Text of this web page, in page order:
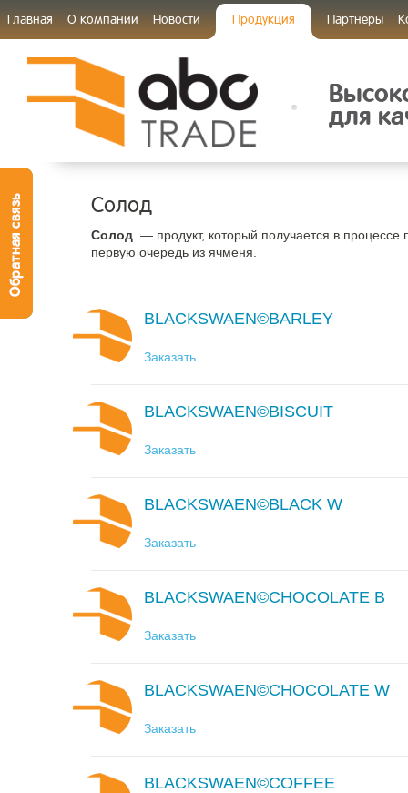
Главная О компании Новости Продукция Партнеры
для
Солод
Солод — продукт, который получается в
первую очередь из ячменя.
BLACKSWAEN©BARLEY
Заказать
BLACKSWAEN©BISCUIT
Заказать
BLACKSWAEN©BLACK W
Заказать
BLACKSWAEN©CHOCOLATE B
Заказать
BLACKSWAEN©CHOCOLATE W
Заказать
BLACKSWAEN©COFFEE